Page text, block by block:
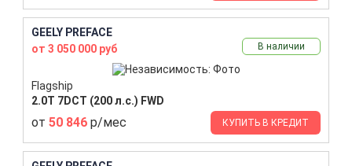
GEELY PREFACE
от 3 050 000 руб
В наличии
Flagship
2.0T 7DCT (200 л.с.) FWD
от 50 846 р/мес КУПИТЬ В КРЕДИТ